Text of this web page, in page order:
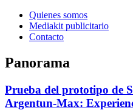
Quienes somos
Mediakit publicitario
Contacto
Panorama
Prueba del prototipo de
Argentun-Max: